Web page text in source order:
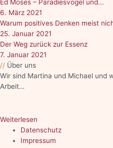
Ed Moses – Paradiesvogel und...
6. März 2021
Warum positives Denken meist
25. Januar 2021
Der Weg zurück zur Essenz
7. Januar 2021
// Über uns
Wir sind Martina und Michael und
Arbeit…
Weiterlesen
Datenschutz
Impressum